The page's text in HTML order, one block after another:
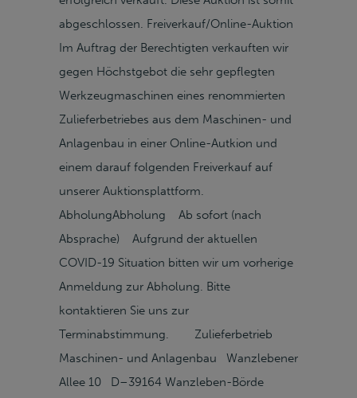
abgeschlossen. Freiverkauf/Online-Auktion
Im Auftrag der Berechtigten verkauften wir
gegen Höchstgebot die sehr gepflegten
Werkzeugmaschinen eines renommierten
Zulieferbetriebes aus dem Maschinen- und
Anlagenbau in einer Online-Autkion und
einem darauf folgenden Freiverkauf auf
unserer Auktionsplattform.
AbholungAbholung Ab sofort (nach
Absprache) Aufgrund der aktuellen
COVID-19 Situation bitten wir um vorherige
Anmeldung zur Abholung. Bitte
kontaktieren Sie uns zur
Terminabstimmung. Zulieferbetrieb
Maschinen- und Anlagenbau Wanzlebener
Allee 10 D–39164 Wanzleben-Börde